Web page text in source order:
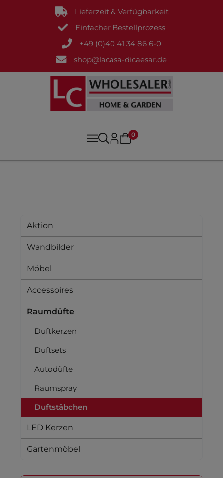
Lieferzeit & Verfügbarkeit
Einfacher Bestellprozess
+49 (0)40 41 34 86 6-0
shop@lacasa-dicaesar.de
0
Aktion
Wandbilder
Möbel
Accessoires
Raumdüfte
Duftkerzen
Duftsets
Autodüfte
Raumspray
Duftstäbchen
LED Kerzen
Gartenmöbel